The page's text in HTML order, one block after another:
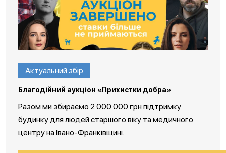
Актуальний збір
Благодійний аукціон «Прихистки добра»
Разом ми збираємо 2 000 000 грн підтримку
будинку для людей старшого віку та медичного
центру на Івано-Франківщині.